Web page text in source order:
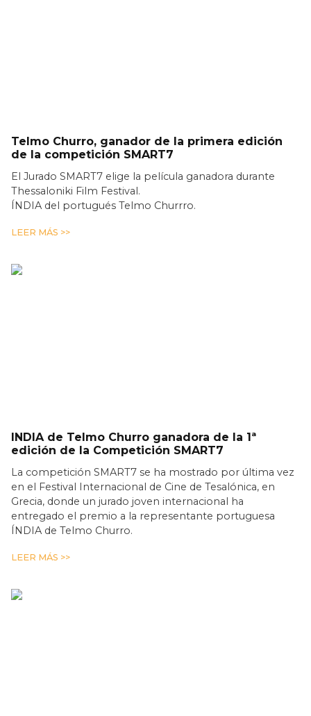
Telmo Churro, ganador de la primera edición
de la competición SMART7
El Jurado SMART7 elige la película ganadora durante
Thessaloniki Film Festival.
ÍNDIA del portugués Telmo Churrro.
LEER MÁS >>
INDIA de Telmo Churro ganadora de la 1ª
edición de la Competición SMART7
La competición SMART7 se ha mostrado por última vez
en el Festival Internacional de Cine de Tesalónica, en
Grecia, donde un jurado joven internacional ha
entregado el premio a la representante portuguesa
ÍNDIA de Telmo Churro.
LEER MÁS >>